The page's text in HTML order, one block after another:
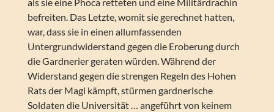
befreiten. Das Letzte, womit sie gerechnet hatten,
war, dass sie in einen allumfassenden
Untergrundwiderstand gegen die Eroberung durch
die Gardnerier geraten würden. Während der
Widerstand gegen die strengen Regeln des Hohen
Rats der Magi kämpft, stürmen gardnerische
Soldaten die Universität … angeführt von keinem